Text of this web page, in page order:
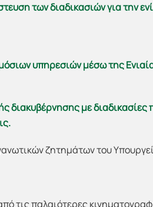
των διαδικασιών για την
υπηρεσιών μέσω της
διακυβέρνησης με
ζητημάτων του
τις παλαιότερες